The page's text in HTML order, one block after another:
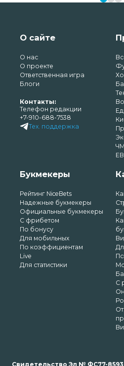
О сайте
О нас
О проекте
Ответственная игра
Блоги
Контакты:
Телефон редакции
+7-910-688-7538
Тех. поддержка
Букмекеры
Рейтинг NiceBets
Надежные букмекеры
Официальные букмекеры
С фрибетом
По бонусу
Для мобильных
По коэффициентам
Live
Для статистики
С
Свидетельство Эл № ФС77-